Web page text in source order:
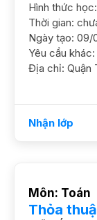
Hình thức
Thời gian:
Ngày tạo: 09/
Địa chỉ:
Nhận lớp
Môn: Toán
Thỏa